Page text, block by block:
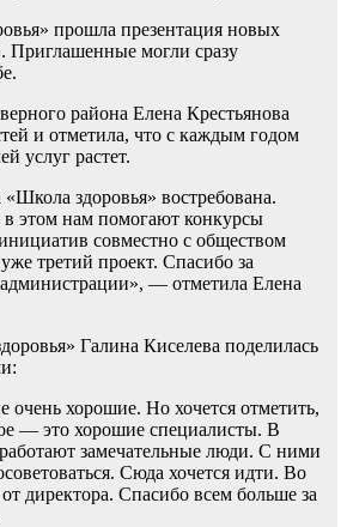
прошла презентация новых
Приглашенные могли сразу
района Елена Крестьянова
и отметила, что с каждым годом
услуг растет.
здоровья» востребована.
этом нам помогают конкурсы
совместно с обществом
третий проект. Спасибо за
— отметила Елена
Галина Киселева поделилась
хорошие. Но хочется отметить,
— это хорошие специалисты. В
замечательные люди. С ними
Сюда хочется идти. Во
директора. Спасибо всем больше за